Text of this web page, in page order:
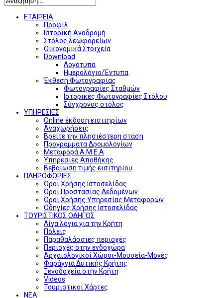
ΕΤΑΙΡΕΙΑ
Προφίλ
Ιστορική Αναδρομή
Στόλος λεωφορείων
Οικονομικά Στοιχεία
Download
Λογότυπα
Ημερολόγιο/Έντυπα
Έκθεση Φωτογραφίας
Φωτογραφίες Σταθμών
Ιστορικές Φωτογραφίες Στόλου
Σύγχρονος στόλος
ΥΠΗΡΕΣΙΕΣ
Online έκδοση εισιτηρίων
Αναχωρήσεις
Βρείτε την πλησιέστερη στάση
Προγράμματα Δρομολογίων
Μεταφορά Α.Μ.Ε.Α
Υπηρεσίες Αποθήκης
Βεβαίωση τιμής εισιτηρίου
ΠΛΗΡΟΦΟΡΙΕΣ
Όροι Χρήσης Ιστοσελίδας
Όροι Προστασίας Δεδομένων
Όροι Χρήσης Υπηρεσίας Μεταφορών
Οδηγίες Χρήσης Ιστοσελίδας
ΤΟΥΡΙΣΤΙΚΟΣ ΟΔΗΓΟΣ
Λίγα λόγια για την Κρήτη
Πόλεις
Παραθαλάσσιες περιοχές
Περιοχές στην ενδοχώρα
Αρχαιολογικοί Χώροι-Μουσεία-Μονές
Φαράγγια Δυτικής Κρήτης
Ξενοδοχεία στην Κρήτη
Videos
Τουριστικοί Χάρτες
ΝΕΑ